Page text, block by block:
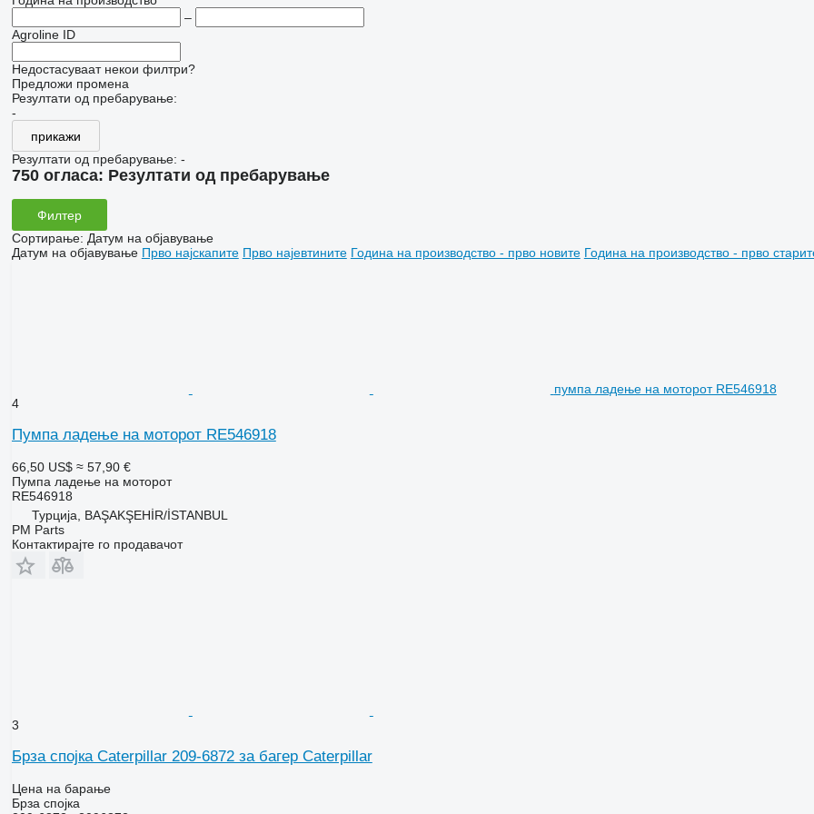
–
Agroline ID
Недостасуваат некои филтри?
Предложи промена
Резултати од пребарување:
-
прикажи
Резултати од пребарување: -
750 огласа: Резултати од пребарување
Филтер
Сортирање: Датум на објавување
Датум на објавување Прво најскапите Прво најевтините Година на производство - прво новите Година на производство - прво
пумпа ладење на моторот RE546918
4
Пумпа ладење на моторот RE546918
66,50 US$ ≈ 57,90 €
Пумпа ладење на моторот
RE546918
Турција, BAŞAKŞEHİR/İSTANBUL
PM Parts
Контактирајте го продавачот
3
Брза спојка Caterpillar 209-6872 за багер Caterpillar
Цена на барање
Брза спојка